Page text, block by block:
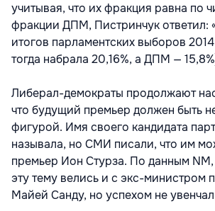
учитывая, что их фракция равна по
фракции ДПМ, Пистринчук ответил:
итогов парламентских выборов
тогда набрала 20,16%, а ДПМ —
Либерал-демократы продолжают
что будущий премьер должен быть
фигурой. Имя своего кандидата
называла, но СМИ писали, что им
премьер Ион Стурза. По данным
эту тему велись и с экс-министром
Майей Санду, но успехом не